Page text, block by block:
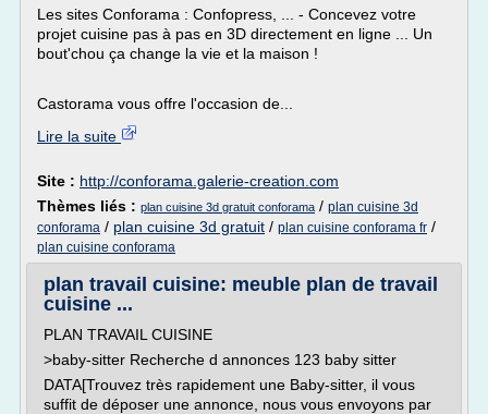
Les sites Conforama : Confopress, ... - Concevez votre
projet cuisine pas à pas en 3D directement en ligne ... Un
bout'chou ça change la vie et la maison !
Castorama vous offre l'occasion de...
Lire la suite
Site : http://conforama.galerie-creation.com
Thèmes liés : plan cuisine 3d gratuit conforama / plan cuisine 3d
conforama / plan cuisine 3d gratuit / plan cuisine conforama fr /
plan cuisine conforama
plan travail cuisine: meuble plan de travail
cuisine ...
PLAN TRAVAIL CUISINE
>baby-sitter Recherche d annonces 123 baby sitter
DATA[Trouvez très rapidement une Baby-sitter, il vous
suffit de déposer une annonce, nous vous envoyons par